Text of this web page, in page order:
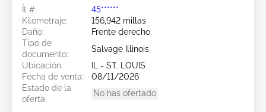
Ít #:
45******
Kilometraje:
156,942 millas
Daño:
Frente derecho
Tipo de
documento:
Salvage Illinois
Ubicación:
IL - ST. LOUIS
Fecha de venta:
08/11/2026
Estado de la
oferta:
No has ofertado